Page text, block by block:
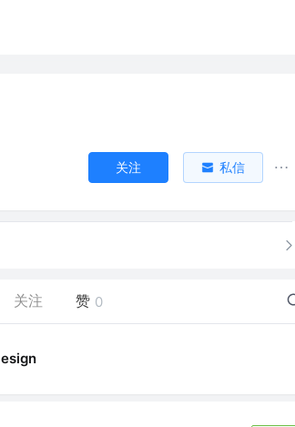
关注 私信
关注 赞 0